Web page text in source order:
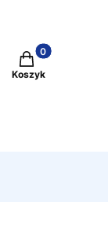
Produkty w
Koszyk